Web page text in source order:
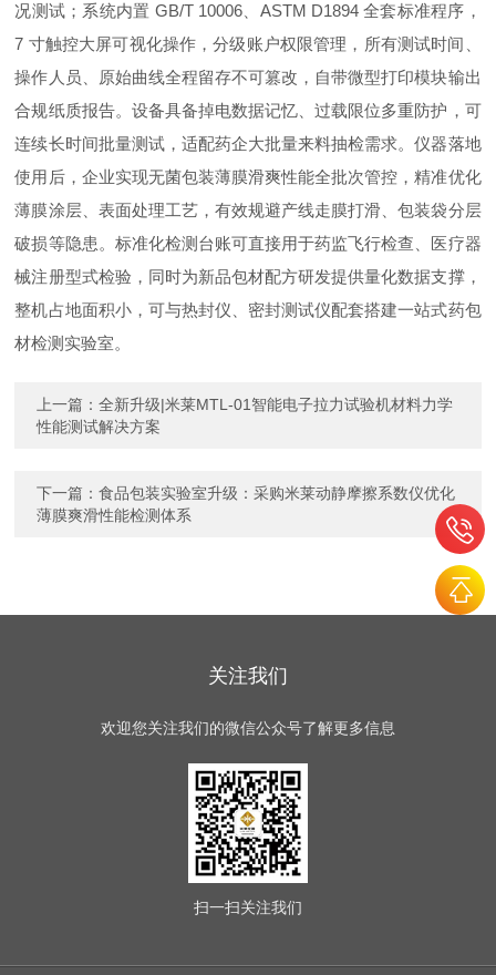
况测试；系统内置 GB/T 10006、ASTM D1894 全套标准程序，
7 寸触控大屏可视化操作，分级账户权限管理，所有测试时间、
操作人员、原始曲线全程留存不可篡改，自带微型打印模块输出
合规纸质报告。设备具备掉电数据记忆、过载限位多重防护，可
连续长时间批量测试，适配药企大批量来料抽检需求。仪器落地
使用后，企业实现无菌包装薄膜滑爽性能全批次管控，精准优化
薄膜涂层、表面处理工艺，有效规避产线走膜打滑、包装袋分层
破损等隐患。标准化检测台账可直接用于药监飞行检查、医疗器
械注册型式检验，同时为新品包材配方研发提供量化数据支撑，
整机占地面积小，可与热封仪、密封测试仪配套搭建一站式药包
材检测实验室。
上一篇：全新升级|米莱MTL-01智能电子拉力试验机材料力学
性能测试解决方案
下一篇：食品包装实验室升级：采购米莱动静摩擦系数仪优化
薄膜爽滑性能检测体系
关注我们
欢迎您关注我们的微信公众号了解更多信息
扫一扫关注我们